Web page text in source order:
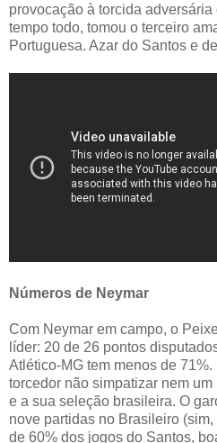
provocação à torcida
tempo todo, tomou o terceiro
Portuguesa. Azar do Santos e
Números de Neymar
Com Neymar em campo, o
líder: 20 de 26 pontos
Atlético-MG tem menos de
torcedor não simpatizar nem
e a sua seleção brasileira. O
nove partidas no Brasileiro
de 60% dos jogos do Santos,